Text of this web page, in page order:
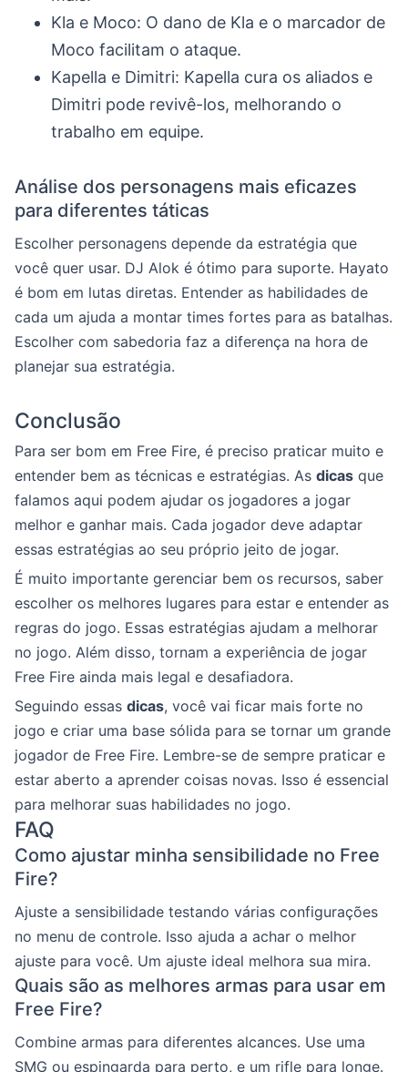
Kla e Moco: O dano de Kla e o marcador de
Moco facilitam o ataque.
Kapella e Dimitri: Kapella cura os aliados e
Dimitri pode revivê-los, melhorando o
trabalho em equipe.
Análise dos personagens mais eficazes
para diferentes táticas
Escolher personagens depende da estratégia que
você quer usar. DJ Alok é ótimo para suporte. Hayato
é bom em lutas diretas. Entender as habilidades de
cada um ajuda a montar times fortes para as batalhas.
Escolher com sabedoria faz a diferença na hora de
planejar sua estratégia.
Conclusão
Para ser bom em Free Fire, é preciso praticar muito e
entender bem as técnicas e estratégias. As dicas que
falamos aqui podem ajudar os jogadores a jogar
melhor e ganhar mais. Cada jogador deve adaptar
essas estratégias ao seu próprio jeito de jogar.
É muito importante gerenciar bem os recursos, saber
escolher os melhores lugares para estar e entender as
regras do jogo. Essas estratégias ajudam a melhorar
no jogo. Além disso, tornam a experiência de jogar
Free Fire ainda mais legal e desafiadora.
Seguindo essas dicas, você vai ficar mais forte no
jogo e criar uma base sólida para se tornar um grande
jogador de Free Fire. Lembre-se de sempre praticar e
estar aberto a aprender coisas novas. Isso é essencial
para melhorar suas habilidades no jogo.
FAQ
Como ajustar minha sensibilidade no Free
Fire?
Ajuste a sensibilidade testando várias configurações
no menu de controle. Isso ajuda a achar o melhor
ajuste para você. Um ajuste ideal melhora sua mira.
Quais são as melhores armas para usar em
Free Fire?
Combine armas para diferentes alcances. Use uma
SMG ou espingarda para perto, e um rifle para longe.